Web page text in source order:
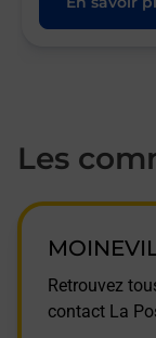
Les
Retrouvez
contact La